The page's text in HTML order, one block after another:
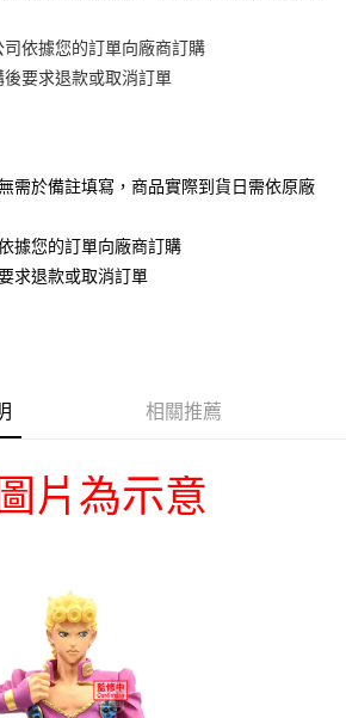
同預購月份建議分開結帳，避免整筆訂單等
含以上)免運費
澎湖/金門/馬祖)(🔺不同預購月份建議分開
久)
依據您的訂單向廠商訂購
要求退款或取消訂單
需於備註填寫，商品實際到貨日需依原廠
據您的訂單向廠商訂購
求退款或取消訂單
相關推薦
圖片為示意